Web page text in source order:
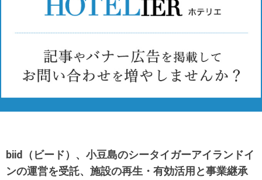
biid（ビード）、小豆島のシータイガーアイランドイ
ンの運営を受託、施設の再生・有効活用と事業継承